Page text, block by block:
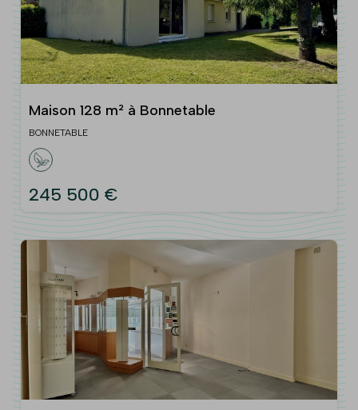
Maison 128 m² à Bonnetable
BONNETABLE
245 500 €